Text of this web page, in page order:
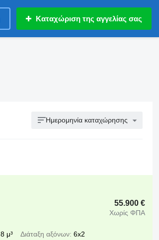
Καταχώριση της αγγελίας σας
Ημερομηνία καταχώρησης
55.900 €
Χωρίς ΦΠΑ
8 μ³ Διάταξη αξόνων 6x2